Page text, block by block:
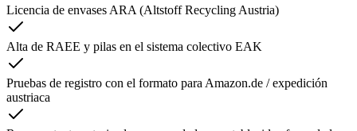
Licencia de envases ARA (Altstoff Recycling Austria)
Alta de RAEE y pilas en el sistema colectivo EAK
Pruebas de registro con el formato para Amazon.de / expedición
austriaca